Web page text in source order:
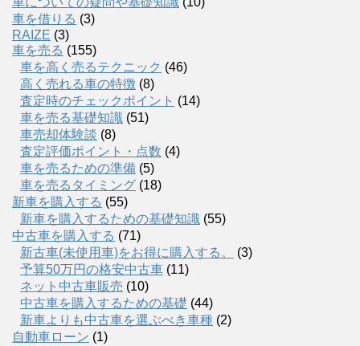
車を借りる (3)
RAIZE (3)
車を売る (155)
車を高く売るテクニック (46)
高く売れる車の特徴 (8)
査定時のチェックポイント (14)
車を売る基礎知識 (51)
車売却体験談 (8)
査定評価ポイント・点数 (4)
車を売るための準備 (5)
車を売るタイミング (18)
新車を購入する (55)
新車を購入するための基礎知識 (55)
中古車を購入する (71)
新古車(未使用車)をお得に購入する。
(3)
予算50万円の格安中古車 (11)
ネット中古車販売 (10)
中古車を購入するための基礎 (44)
新車よりも中古車を選ぶべき車種 (2)
自動車ローン (1)